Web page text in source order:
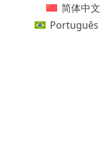
简体中文
Português